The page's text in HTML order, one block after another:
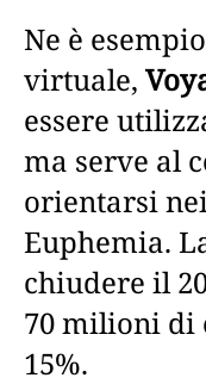
Ne è
virtuale,
essere
ma serve al
orientarsi
Euphemia.
chiudere il
70 milioni di
15%.